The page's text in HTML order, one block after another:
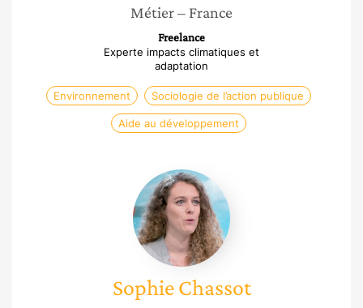
Métier– France
Freelance
Experte impacts climatiques et
adaptation
Environnement Sociologie de l’action publique
Aide au développement
Sophie
Chassot
Sophie Chassot